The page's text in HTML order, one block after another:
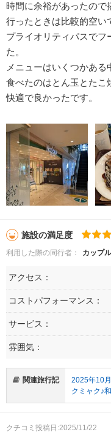
時間に余裕があったので
行ったときは比較的空い
プライオリティパスでフ
た。
メニューはいくつかある
食べたのはとん玉とたこ
快適で良かったです。
施設の満足度
利用した際の同行者： カップ
アクセス：
コストパフォーマンス：
サービス：
雰囲気：
関連旅行記
2025年10
クミャク♪
クチコミ投稿日:2025/11/22